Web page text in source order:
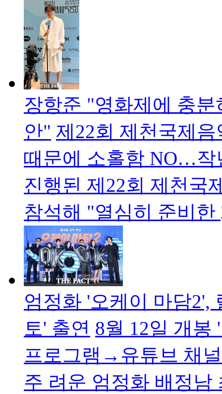
장항준 "영화제에 충
안" 제22회 제천국제
때문에 소홀함 NO…작
진행된 제22회 제천국
참석해 "열심히 준비한
엄정화 '오케이 마담
토' 출연 8월 12일 개봉
프로그램→유튜브 채
주 려운 엄정화 배정남